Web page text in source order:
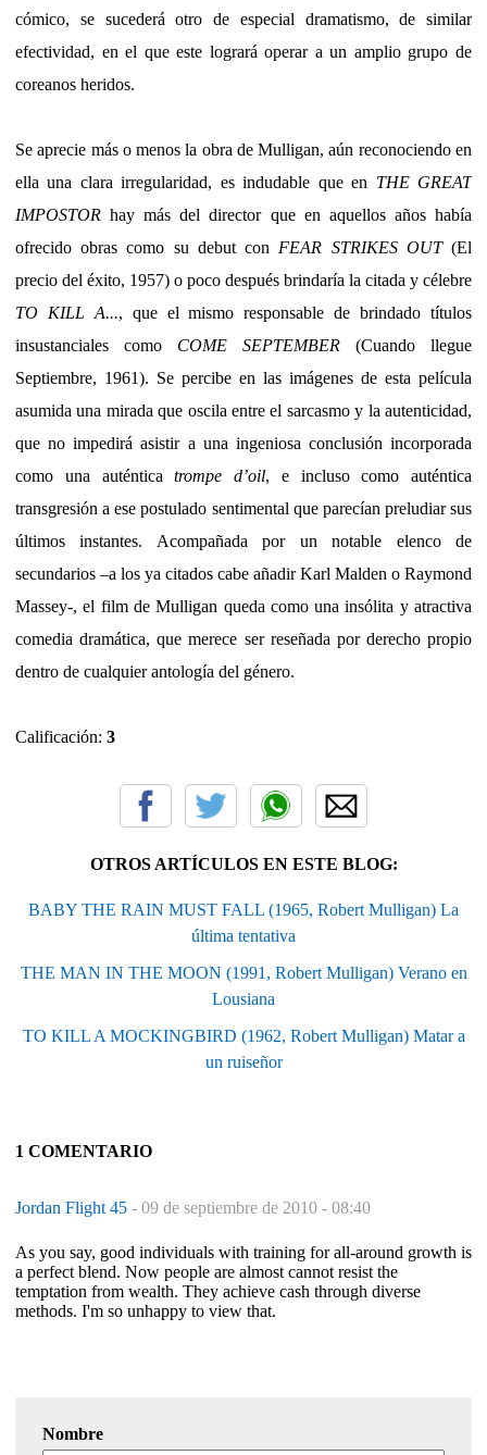
cómico, se sucederá otro de especial dramatismo, de similar
efectividad, en el que este logrará operar a un amplio grupo de
coreanos heridos.
Se aprecie más o menos la obra de Mulligan, aún reconociendo en
ella una clara irregularidad, es indudable que en THE GREAT
IMPOSTOR hay más del director que en aquellos años había
ofrecido obras como su debut con FEAR STRIKES OUT(El
precio del éxito, 1957) o poco después brindaría la citada y célebre
TO KILL A..., que el mismo responsable de brindado títulos
insustanciales como COME SEPTEMBER (Cuando llegue
Septiembre, 1961). Se percibe en las imágenes de esta película
asumida una mirada que oscila entre el sarcasmo y la autenticidad,
que no impedirá asistir a una ingeniosa conclusión incorporada
como una auténticatrompe d’oil, e incluso como auténtica
transgresión a ese postulado sentimental que parecían preludiar sus
últimos instantes. Acompañada por un notable elenco de
secundarios –a los ya citados cabe añadir Karl Malden o Raymond
Massey-, el film de Mulligan queda como una insólita y atractiva
comedia dramática, que merece ser reseñada por derecho propio
dentro de cualquier antología del género.
Calificación: 3
OTROS ARTÍCULOS EN ESTE BLOG:
BABY THE RAIN MUST FALL (1965, Robert Mulligan) La
última tentativa
THE MAN IN THE MOON (1991, Robert Mulligan) Verano en
Lousiana
TO KILL A MOCKINGBIRD (1962, Robert Mulligan) Matar a
un ruiseñor
1 COMENTARIO
Jordan Flight 45 - 09 de septiembre de 2010 - 08:40
As you say, good individuals with training for all-around growth is
a perfect blend. Now people are almost cannot resist the
temptation from wealth. They achieve cash through diverse
methods. I'm so unhappy to view that.
Nombre